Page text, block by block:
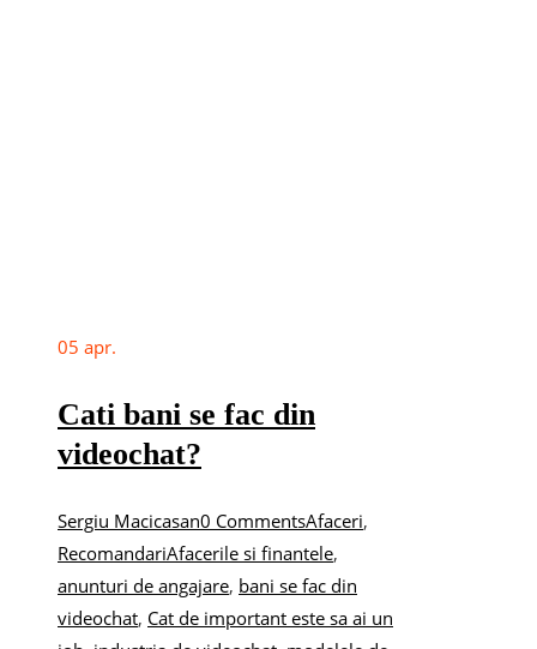
05 apr.
Cati bani se fac din
videochat?
Sergiu Macicasan0 CommentsAfaceri,
RecomandariAfacerile si finantele,
anunturi de angajare, bani se fac din
videochat, Cat de important este sa ai un